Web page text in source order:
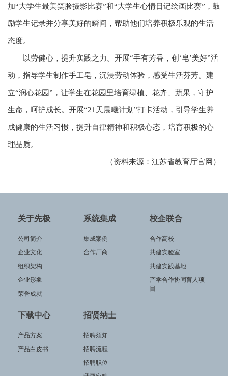
加“大学生最美笑脸摄影比赛”和“大学生心情日记绘画比赛”，鼓
励学生记录并分享美好的瞬间，帮助他们培养积极乐观的生活
态度。
以劳健心，提升实践之力。开展“手有芳香，创‘皂’美好”活
动，指导学生制作手工皂，沉浸劳动体验，感受生活芬芳。建
立“润心花园”，让学生在花园里培育绿植、花卉、蔬果，守护
生命，呵护成长。开展“21天晨曦计划”打卡活动，引导学生养
成健康的生活习惯，提升自律精神和积极心态，培育积极的心
理品质。
（资料来源：江苏省教育厅官网）
关于先极
公司简介
企业文化
组织架构
企业形象
荣誉成就
系统集成
集成案例
合作厂商
校企联合
合作高校
共建实验室
共建实践基地
产学合作协同育人项
目
下载中心
产品方案
产品白皮书
招贤纳士
招聘须知
招聘流程
招聘职位